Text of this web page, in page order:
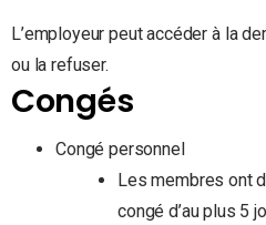
L’employeur peut accéder à la
ou la refuser.
Congés
Congé personnel
Les membres ont
congé d’au plus 5